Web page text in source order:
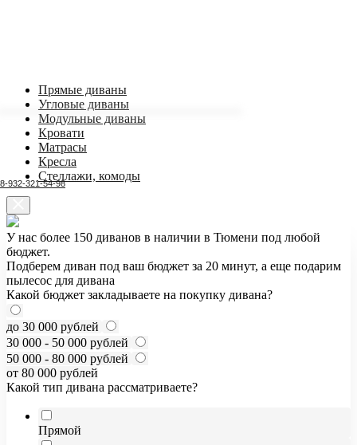
8-932-321-54-98
Прямые диваны
Угловые диваны
Модульные диваны
Кровати
Матрасы
Кресла
Стеллажи, комоды
У нас более 150 диванов в наличии в Тюмени под любой
бюджет.
Подберем диван под ваш бюджет за 20 минут, а еще подарим
пылесос для дивана
Какой бюджет закладываете на покупку дивана?
до 30 000 рублей
30 000 - 50 000 рублей
50 000 - 80 000 рублей
от 80 000 рублей
Какой тип дивана рассматриваете?
Прямой